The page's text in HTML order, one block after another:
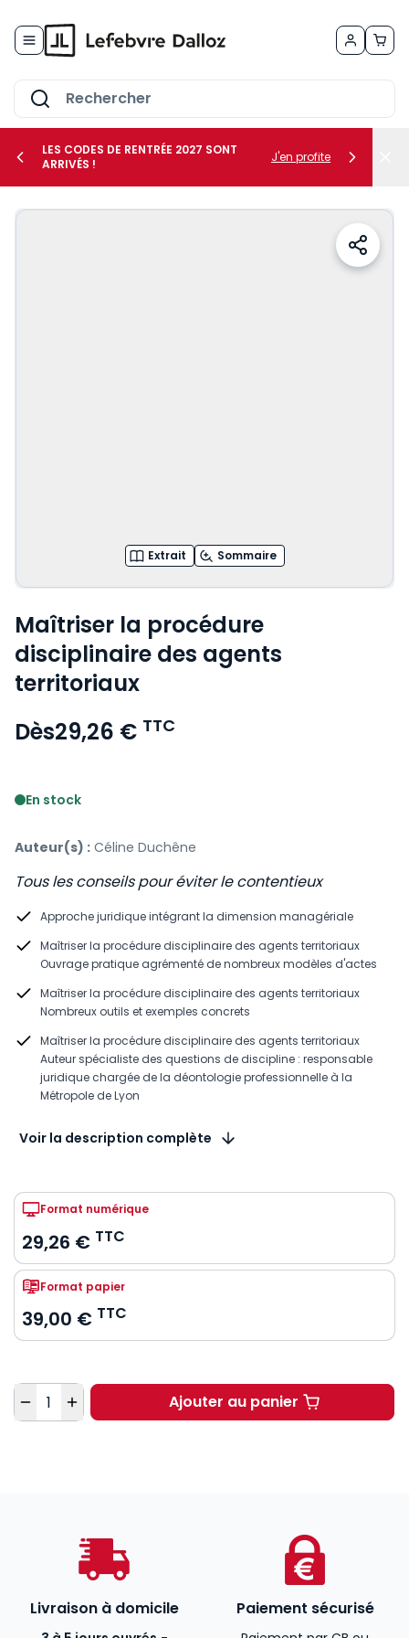
le sous-menu Vos métiers
LES CODES DE RENTRÉE 2027 SONT
ARRIVÉS !
J'en profite
Extrait Sommaire
Maîtriser la procédure
disciplinaire des agents
territoriaux
Dès29,26 € TTC
En stock
Auteur(s) : Céline Duchêne
Tous les conseils pour éviter le contentieux
Approche juridique intégrant la dimension managériale
Maîtriser la procédure disciplinaire des agents territoriaux
Ouvrage pratique agrémenté de nombreux modèles d'actes
Maîtriser la procédure disciplinaire des agents territoriaux
Nombreux outils et exemples concrets
Maîtriser la procédure disciplinaire des agents territoriaux
Auteur spécialiste des questions de discipline : responsable
juridique chargée de la déontologie professionnelle à la
Métropole de Lyon
Voir la description complète
Format numérique
29,26 € TTC
Format papier
39,00 € TTC
Quantité Ajouter au panier
Maîtriser la
Livraison à domicile Paiement sécurisé